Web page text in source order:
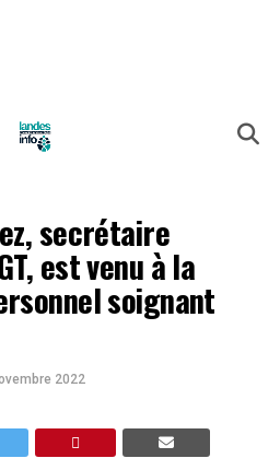
secrétaire
est venu à la
soignant
2022